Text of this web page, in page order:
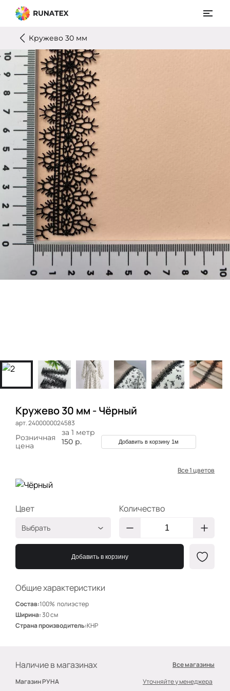
Кружево 30 мм
Кружево 30 мм - Чёрный
арт. 2400000024583
Общие характеристики
Состав:100% полиэстер
Ширина:30 см
Страна производитель:КНР
за 1 метр
Розничная
цена
150 р. Добавить в корзину 1м
Все 1 цветов
Наличие в магазинах
Все магазины
Магазин РУНА
Уточняйте у менеджера
Цвет
Выбрать
Чёрный
2400000024583
Количество
Добавить в корзину